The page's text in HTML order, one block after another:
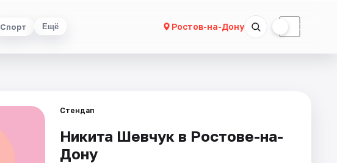
Спорт Ещё Ростов-на-Дону ☾
Стендап
Никита Шевчук в Ростове-на-
Дону